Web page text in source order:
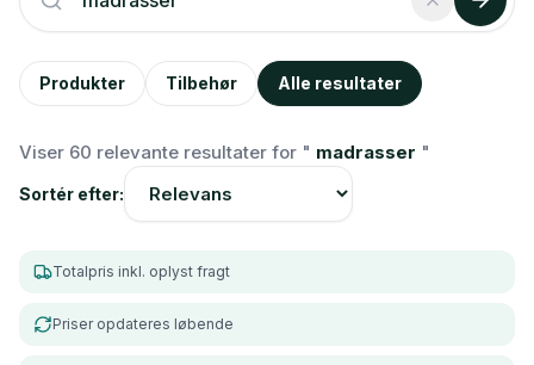
Produkter Tilbehør Alle resultater
Viser 60 relevante resultater for " madrasser "
Sortér efter:
Totalpris inkl. oplyst fragt
Priser opdateres løbende